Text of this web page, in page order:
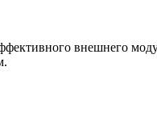
внешнего